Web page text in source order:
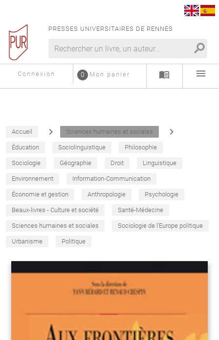
PRESSES UNIVERSITAIRES DE RENNES
search
Connexion Mon panier
0 menu_book menu
Accueil navigate_next Sciences humaines et sociales navigate_next
Éducation Sociolinguistique Philosophie
Sociologie Géographie Droit Linguistique
Environnement Information-Communication
Économie et gestion Anthropologie Psychologie
Beaux-livres - Culture et société Santé-Médecine
Sciences humaines et sociales Sociologie de l'Europe politique
Urbanisme Politique